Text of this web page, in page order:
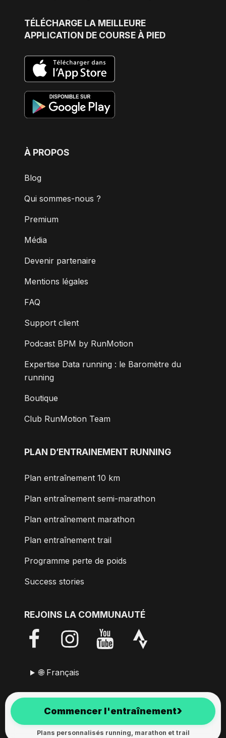
Commencer l'entraînement›
Plans personnalisés running, marathon et trail
TÉLÉCHARGE LA MEILLEURE
APPLICATION DE COURSE À PIED
À PROPOS
Blog
Qui sommes-nous ?
Premium
Média
Devenir partenaire
Mentions légales
FAQ
Support client
Podcast BPM by RunMotion
Expertise Data running : le Baromètre du
running
Boutique
Club RunMotion Team
PLAN D’ENTRAINEMENT RUNNING
Plan entraînement 10 km
Plan entraînement semi-marathon
Plan entraînement marathon
Plan entraînement trail
Programme perte de poids
Success stories
REJOINS LA COMMUNAUTÉ
🌐 Français
RunMotion Coach est développé avec passion depuis